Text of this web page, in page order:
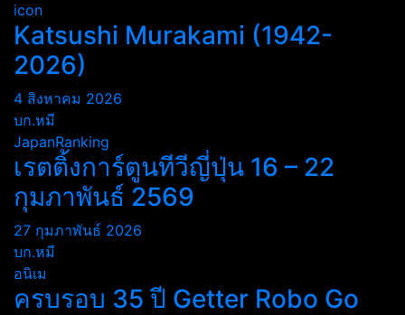
icon
Katsushi Murakami (1942-
2026)
4 สิงหาคม 2026
บก.หมี
JapanRanking
เรตติ้งการ์ตูนทีวีญี่ปุ่น 16 – 22
กุมภาพันธ์ 2569
27 กุมภาพันธ์ 2026
บก.หมี
อนิเม
ครบรอบ 35 ปี Getter Robo Go